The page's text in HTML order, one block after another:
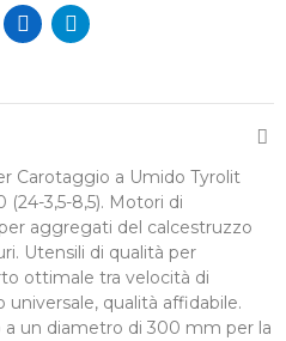
Carotaggio a Umido Tyrolit
3,5-8,5). Motori di
aggregati del calcestruzzo
Utensili di qualità per
ottimale tra velocità di
qualità affidabile.
a un diametro di 300 mm per la